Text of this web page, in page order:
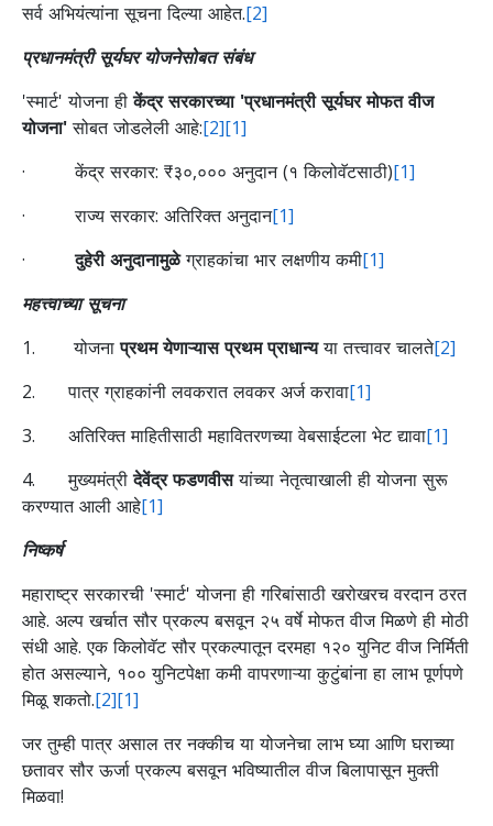
सर्व अभियंत्यांना सूचना दिल्या आहेत.[2]
प्रधानमंत्री सूर्यघर योजनेसोबत संबंध
'स्मार्ट' योजना हीकेंद्र सरकारच्या 'प्रधानमंत्री सूर्यघर मोफत वीज
योजना'सोबत जोडलेली आहे:[2][1]
· केंद्र सरकार: ₹३०,००० अनुदान (१ किलोवॅटसाठी)[1]
· राज्य सरकार: अतिरिक्त अनुदान[1]
·दुहेरी अनुदानामुळेग्राहकांचा भार लक्षणीय कमी[1]
महत्त्वाच्या सूचना
1. योजनाप्रथम येणाऱ्यास प्रथम प्राधान्यया तत्त्वावर चालते[2]
2. पात्र ग्राहकांनी लवकरात लवकर अर्ज करावा[1]
3. अतिरिक्त माहितीसाठी महावितरणच्या वेबसाईटला भेट द्यावा[1]
4. मुख्यमंत्रीदेवेंद्र फडणवीसयांच्या नेतृत्वाखाली ही योजना सुरू
करण्यात आली आहे[1]
निष्कर्ष
महाराष्ट्र सरकारची 'स्मार्ट' योजना ही गरिबांसाठी खरोखरच वरदान ठरत
आहे. अल्प खर्चात सौर प्रकल्प बसवून २५ वर्षे मोफत वीज मिळणे ही मोठी
संधी आहे. एक किलोवॅट सौर प्रकल्पातून दरमहा १२० युनिट वीज निर्मिती
होत असल्याने, १०० युनिटपेक्षा कमी वापरणाऱ्या कुटुंबांना हा लाभ पूर्णपणे
मिळू शकतो.[2][1]
जर तुम्ही पात्र असाल तर नक्कीच या योजनेचा लाभ घ्या आणि घराच्या
छतावर सौर ऊर्जा प्रकल्प बसवून भविष्यातील वीज बिलापासून मुक्ती
मिळवा!